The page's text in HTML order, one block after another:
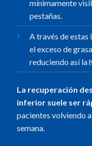
mínimamente
pestañas.
A través de
el exceso de
reduciendo así la
La recuperación
inferior suele ser
pacientes volviendo
semana.